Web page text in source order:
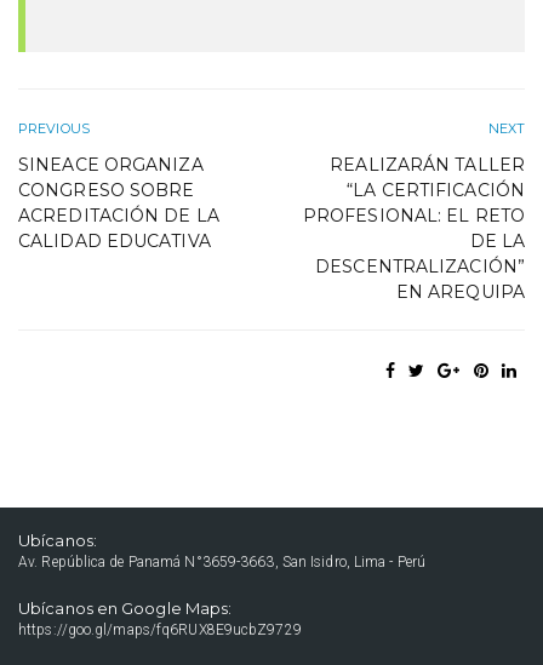
PREVIOUS
SINEACE ORGANIZA
CONGRESO SOBRE
ACREDITACIÓN DE LA
CALIDAD EDUCATIVA
NEXT
REALIZARÁN TALLER
“LA CERTIFICACIÓN
PROFESIONAL: EL RETO
DE LA
DESCENTRALIZACIÓN”
EN AREQUIPA
Ubícanos:
Av. República de Panamá N°3659-3663, San Isidro, Lima - Perú
Ubícanos en Google Maps:
https://goo.gl/maps/fq6RUX8E9ucbZ9729